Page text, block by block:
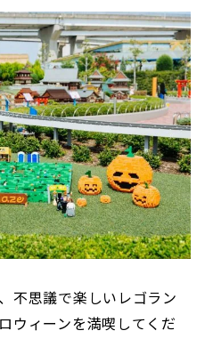
不思議で楽しいレゴラン
ウィーンを満喫してくだ